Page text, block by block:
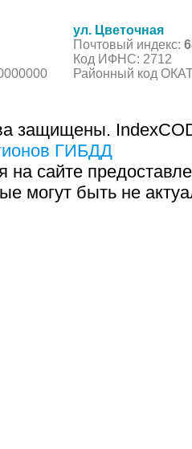
ул. Цветочная
Почтовый индекс:
Код ИФНС: 2712
Районный код
защищены.
ГИБДД
сайте
могут быть не